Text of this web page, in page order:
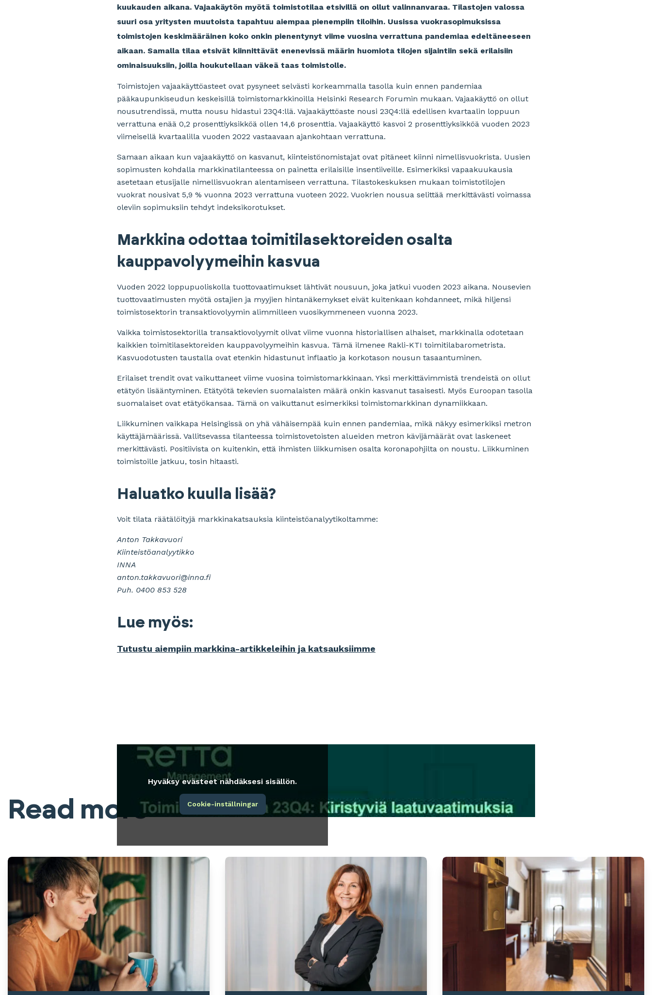
kuukauden aikana. Vajaakäytön myötä toimistotilaa etsivillä on ollut valinnanvaraa. Tilastojen valossa
suuri osa yritysten muutoista tapahtuu aiempaa pienempiin tiloihin. Uusissa vuokrasopimuksissa
toimistojen keskimääräinen koko onkin pienentynyt viime vuosina verrattuna pandemiaa edeltäneeseen
aikaan. Samalla tilaa etsivät kiinnittävät enenevissä määrin huomiota tilojen sijaintiin sekä erilaisiin
ominaisuuksiin, joilla houkutellaan väkeä taas toimistolle.
Toimistojen vajaakäyttöasteet ovat pysyneet selvästi korkeammalla tasolla kuin ennen pandemiaa
pääkaupunkiseudun keskeisillä toimistomarkkinoilla Helsinki Research Forumin mukaan. Vajaakäyttö on ollut
nousutrendissä, mutta nousu hidastui 23Q4:llä. Vajaakäyttöaste nousi 23Q4:llä edellisen kvartaalin loppuun
verrattuna enää 0,2 prosenttiyksikköä ollen 14,6 prosenttia. Vajaakäyttö kasvoi 2 prosenttiyksikköä vuoden 2023
viimeisellä kvartaalilla vuoden 2022 vastaavaan ajankohtaan verrattuna.
Samaan aikaan kun vajaakäyttö on kasvanut, kiinteistönomistajat ovat pitäneet kiinni nimellisvuokrista. Uusien
sopimusten kohdalla markkinatilanteessa on painetta erilaisille insentiiveille. Esimerkiksi vapaakuukausia
asetetaan etusijalle nimellisvuokran alentamiseen verrattuna. Tilastokeskuksen mukaan toimistotilojen
vuokrat nousivat 5,9 % vuonna 2023 verrattuna vuoteen 2022. Vuokrien nousua selittää merkittävästi voimassa
oleviin sopimuksiin tehdyt indeksikorotukset.
Markkina odottaa toimitilasektoreiden osalta
kauppavolyymeihin kasvua
Vuoden 2022 loppupuoliskolla tuottovaatimukset lähtivät nousuun, joka jatkui vuoden 2023 aikana. Nousevien
tuottovaatimusten myötä ostajien ja myyjien hintanäkemykset eivät kuitenkaan kohdanneet, mikä hiljensi
toimistosektorin transaktiovolyymin alimmilleen vuosikymmeneen vuonna 2023.
Vaikka toimistosektorilla transaktiovolyymit olivat viime vuonna historiallisen alhaiset, markkinalla odotetaan
kaikkien toimitilasektoreiden kauppavolyymeihin kasvua. Tämä ilmenee Rakli-KTI toimitilabarometrista.
Kasvuodotusten taustalla ovat etenkin hidastunut inflaatio ja korkotason nousun tasaantuminen.
Erilaiset trendit ovat vaikuttaneet viime vuosina toimistomarkkinaan. Yksi merkittävimmistä trendeistä on ollut
etätyön lisääntyminen. Etätyötä tekevien suomalaisten määrä onkin kasvanut tasaisesti. Myös Euroopan tasolla
suomalaiset ovat etätyökansaa. Tämä on vaikuttanut esimerkiksi toimistomarkkinan dynamiikkaan.
Liikkuminen vaikkapa Helsingissä on yhä vähäisempää kuin ennen pandemiaa, mikä näkyy esimerkiksi metron
käyttäjämäärissä. Vallitsevassa tilanteessa toimistovetoisten alueiden metron kävijämäärät ovat laskeneet
merkittävästi. Positiivista on kuitenkin, että ihmisten liikkumisen osalta koronapohjilta on noustu. Liikkuminen
toimistoille jatkuu, tosin hitaasti.
Haluatko kuulla lisää?
Voit tilata räätälöityjä markkinakatsauksia kiinteistöanalyytikoltamme:
Anton Takkavuori
Kiinteistöanalyytikko
INNA
anton.takkavuori@inna.fi
Puh. 0400 853 528
Lue myös:
Tutustu aiempiin markkina-artikkeleihin ja katsauksiimme
Hyväksy evästeet nähdäksesi sisällön.
Cookie-inställningar
Read more